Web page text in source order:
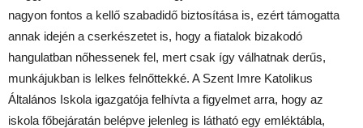
nagyon fontos a kellő szabadidő biztosítása is, ezért támogatta
annak idején a cserkészetet is, hogy a fiatalok bizakodó
hangulatban nőhessenek fel, mert csak így válhatnak derűs,
munkájukban is lelkes felnőttekké. A Szent Imre Katolikus
Általános Iskola igazgatója felhívta a figyelmet arra, hogy az
iskola főbejáratán belépve jelenleg is látható egy emléktábla,